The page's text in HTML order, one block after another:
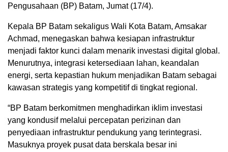
Pengusahaan (BP) Batam, Jumat (17/4).
Kepala BP Batam sekaligus Wali Kota Batam, Amsakar
Achmad, menegaskan bahwa kesiapan infrastruktur
menjadi faktor kunci dalam menarik investasi digital global.
Menurutnya, integrasi ketersediaan lahan, keandalan
energi, serta kepastian hukum menjadikan Batam sebagai
kawasan strategis yang kompetitif di tingkat regional.
“BP Batam berkomitmen menghadirkan iklim investasi
yang kondusif melalui percepatan perizinan dan
penyediaan infrastruktur pendukung yang terintegrasi.
Masuknya proyek pusat data berskala besar ini